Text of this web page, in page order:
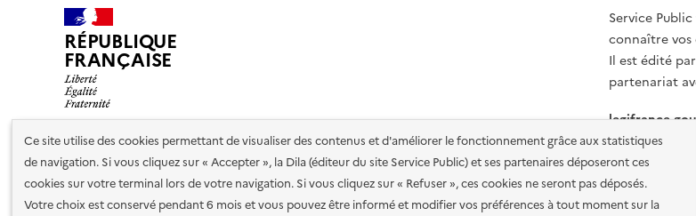
Ce site utilise des cookies permettant de visualiser des contenus et d'améliorer le fonctionnement grâce aux statistiques
de navigation. Si vous cliquez sur « Accepter », la Dila (éditeur du site Service Public) et ses partenaires déposeront ces
cookies sur votre terminal lors de votre navigation. Si vous cliquez sur « Refuser », ces cookies ne seront pas déposés.
Votre choix est conservé pendant 6 mois et vous pouvez être informé et modifier vos préférences à tout moment sur la
RÉPUBLIQUE
FRANÇAISE
Service
connaître vos
Il est édité
partenariat
Nos partenaires